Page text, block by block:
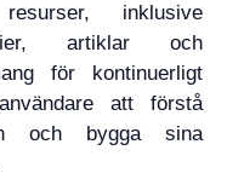
inklusive
artiklar och
för kontinuerligt
att förstå
och bygga sina